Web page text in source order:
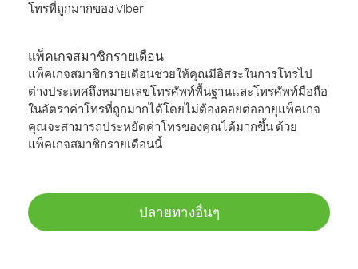
โทรที่ถูกมากของ Viber
แพ็คเกจสมาชิกรายเดือน
แพ็คเกจสมาชิกรายเดือนช่วยให้คุณมีอิสระในการโทรไป
ต่างประเทศถึงหมายเลขโทรศัพท์พื้นฐานและโทรศัพท์มือถือ
ในอัตราค่าโทรที่ถูกมากได้โดยไม่ต้องคอยต่ออายุแพ็คเกจ
คุณจะสามารถประหยัดค่าโทรของคุณได้มากขึ้น ด้วย
แพ็คเกจสมาชิกรายเดือนนี้
ปลายทางอื่นๆ